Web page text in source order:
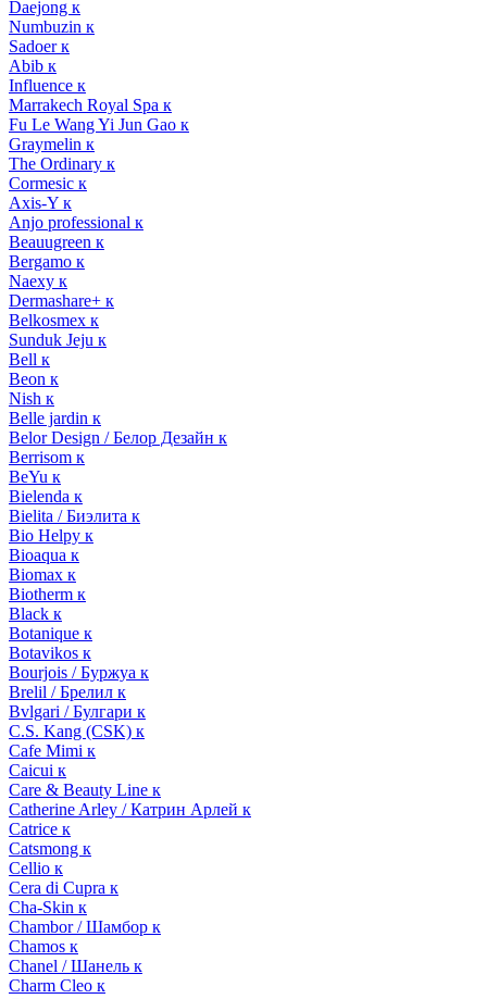
Daejong к
Numbuzin к
Sadoer к
Abib к
Influence к
Marrakech Royal Spa к
Fu Le Wang Yi Jun Gao к
Graymelin к
The Ordinary к
Cormesic к
Axis-Y к
Anjo professional к
Beauugreen к
Bergamo к
Naexy к
Dermashare+ к
Belkosmex к
Sunduk Jeju к
Bell к
Beon к
Nish к
Belle jardin к
Belor Design / Белор Дезайн к
Berrisom к
BeYu к
Bielenda к
Bielita / Биэлита к
Bio Helpy к
Bioaqua к
Biomax к
Biotherm к
Black к
Botanique к
Botavikos к
Bourjois / Буржуа к
Brelil / Брелил к
Bvlgari / Булгари к
C.S. Kang (CSK) к
Cafe Mimi к
Caicui к
Care & Beauty Line к
Catherine Arley / Катрин Арлей к
Catrice к
Catsmong к
Cellio к
Cera di Cupra к
Cha-Skin к
Chambor / Шамбор к
Chamos к
Chanel / Шанель к
Charm Cleo к